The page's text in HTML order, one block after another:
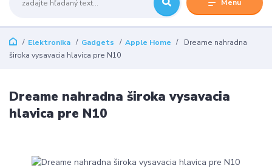
Menu
Elektronika Gadgets Apple Home
Dreame nahradna
široka vysavacia hlavica pre N10
Dreame nahradna široka vysavacia
hlavica pre N10